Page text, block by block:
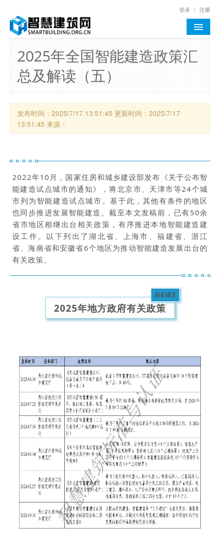
登录 注册
首页
行业资讯
政策标准
智慧建筑评价
智慧建筑智库
网站服务
2025年全国智能建造政策汇
总及解读（五）
发布时间： 2025/7/17 13:51:45 更新时间： 2025/7/17
13:51:45 来源：
2022年10月，国家住房和城乡建设部发布《关于公布智
能建造试点城市的通知》，将北京市、天津市等24个城
市列为智能建造试点城市。基于此，其他有条件的地区
也同步推进发展智能建造。截至本文发稿前，已有50余
省市地区相继出台相关政策，有序推进本地智能建造建
设工作。 以下列出了湖北省、上海市、福建省、浙江
省、海南省和安徽省6个地区为推动智能建造发展出台的
有关政策。
NEWS
2025年地方政府有关政策